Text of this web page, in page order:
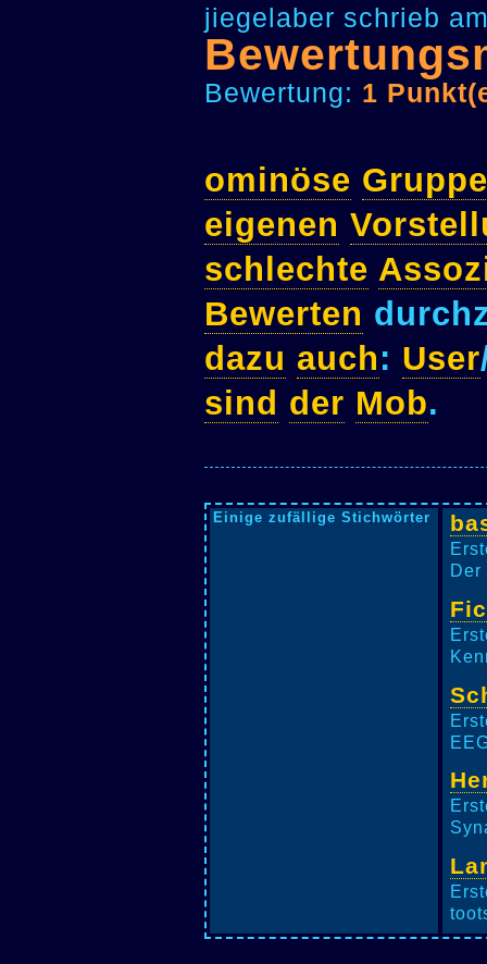
jiegelaber schrieb
Bewertung: 1
ominöse Gruppe
eigenen
schlechte
Bewerten
dazu auch: User
sind der Mob.
Einige zufällige Stichwörter
Der